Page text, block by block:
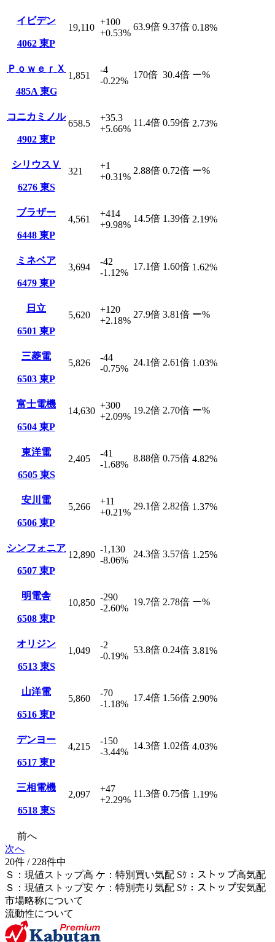
イビデン
4062 東P
19,110
+100
+0.53%
63.9倍 9.37倍 0.18%
ＰｏｗｅｒＸ
485A 東G
1,851
-4
-0.22%
170倍 30.4倍 ー%
コニカミノル
4902 東P
658.5
+35.3
+5.66%
11.4倍 0.59倍 2.73%
シリウスＶ
6276 東S
321
+1
+0.31%
2.88倍 0.72倍 ー%
ブラザー
6448 東P
4,561
+414
+9.98%
14.5倍 1.39倍 2.19%
ミネベア
6479 東P
3,694
-42
-1.12%
17.1倍 1.60倍 1.62%
日立
6501 東P
5,620
+120
+2.18%
27.9倍 3.81倍 ー%
三菱電
6503 東P
5,826
-44
-0.75%
24.1倍 2.61倍 1.03%
富士電機
6504 東P
14,630
+300
+2.09%
19.2倍 2.70倍 ー%
東洋電
6505 東S
2,405
-41
-1.68%
8.88倍 0.75倍 4.82%
安川電
6506 東P
5,266
+11
+0.21%
29.1倍 2.82倍 1.37%
シンフォニア
6507 東P
12,890
-1,130
-8.06%
24.3倍 3.57倍 1.25%
明電舎
6508 東P
10,850
-290
-2.60%
19.7倍 2.78倍 ー%
オリジン
6513 東S
1,049
-2
-0.19%
53.8倍 0.24倍 3.81%
山洋電
6516 東P
5,860
-70
-1.18%
17.4倍 1.56倍 2.90%
デンヨー
6517 東P
4,215
-150
-3.44%
14.3倍 1.02倍 4.03%
三相電機
6518 東S
2,097
+47
+2.29%
11.3倍 0.75倍 1.19%
前へ
次へ
20件 / 228件中
Ｓ ： 現値ストップ高 ケ ： 特別買い気配 Sｹ ： ストップ高気配
Ｓ ： 現値ストップ安 ケ ： 特別売 り 気配 Sｹ ： ストップ安気配
市場略称について
流動性について